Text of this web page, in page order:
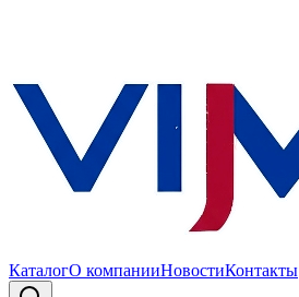
КаталогО компанииНовостиКонтакты